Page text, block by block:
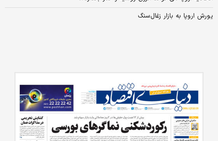
یورش اروپا به بازار زغال‌‌‌سنگ